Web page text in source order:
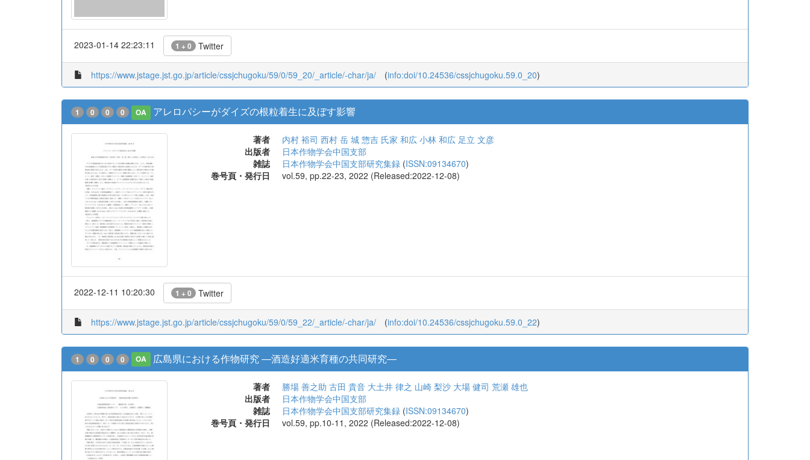
2023-01-14 22:23:11 1 + 0 Twitter
https://www.jstage.jst.go.jp/article/cssjchugoku/59/0/59_20/_article/-char/ja/ (info:doi/10.24536/cssjchugoku.59.0_20)
1 0 0 0 OA アレロパシーがダイズの根粒着生に及ぼす影響
著者 内村 裕司 西村 岳 城 惣吉 氏家 和広 小林 和広 足立 文彦
出版者
日本作物学会中国支部
雑誌
日本作物学会中国支部研究集録 (ISSN:09134670)
巻号頁・発行日
vol.59, pp.22-23, 2022 (Released:2022-12-08)
2022-12-11 10:20:30 1 + 0 Twitter
https://www.jstage.jst.go.jp/article/cssjchugoku/59/0/59_22/_article/-char/ja/ (info:doi/10.24536/cssjchugoku.59.0_22)
1 0 0 0 OA 広島県における作物研究 ―酒造好適米育種の共同研究―
著者 勝場 善之助 古田 貴音 大土井 律之 山崎 梨沙 大場 健司 荒瀬 雄也
出版者
日本作物学会中国支部
雑誌
日本作物学会中国支部研究集録 (ISSN:09134670)
巻号頁・発行日
vol.59, pp.10-11, 2022 (Released:2022-12-08)